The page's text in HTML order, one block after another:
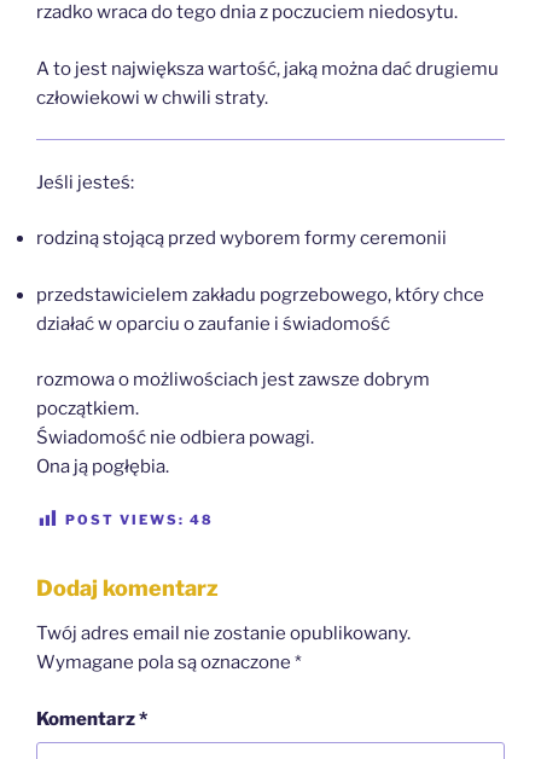
rzadko wraca do tego dnia z poczuciem niedosytu.
A to jest największa wartość, jaką można dać drugiemu
człowiekowi w chwili straty.
Jeśli jesteś:
rodziną stojącą przed wyborem formy ceremonii
przedstawicielem zakładu pogrzebowego, który chce
działać w oparciu o zaufanie i świadomość
rozmowa o możliwościach jest zawsze dobrym
początkiem.
Świadomość nie odbiera powagi.
Ona ją pogłębia.
POST VIEWS: 48
Dodaj komentarz
Twój adres email nie zostanie opublikowany.
Wymagane pola są oznaczone *
Komentarz*